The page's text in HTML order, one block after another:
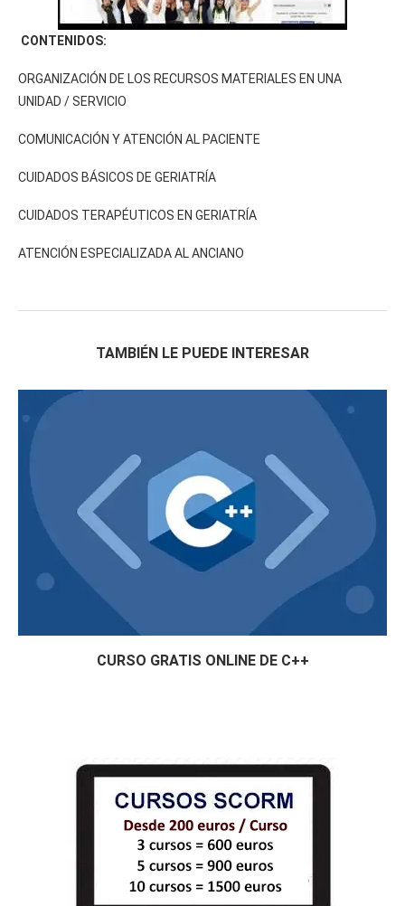
CONTENIDOS:
ORGANIZACIÓN DE LOS RECURSOS MATERIALES EN UNA
UNIDAD / SERVICIO
COMUNICACIÓN Y ATENCIÓN AL PACIENTE
CUIDADOS BÁSICOS DE GERIATRÍA
CUIDADOS TERAPÉUTICOS EN GERIATRÍA
ATENCIÓN ESPECIALIZADA AL ANCIANO
TAMBIÉN LE PUEDE INTERESAR
CURSO GRATIS ONLINE DE C++